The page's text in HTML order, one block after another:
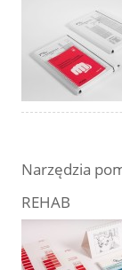
Narzędzia
REHAB